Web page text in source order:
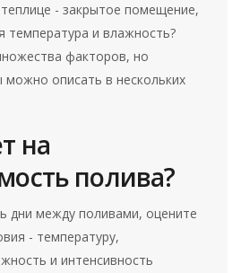
теплице -закрытое помещение,
температура и влажность?
факторов, но
описать в нескольких
на
полива?
дни между поливами, оцените
- температуру,
и интенсивность